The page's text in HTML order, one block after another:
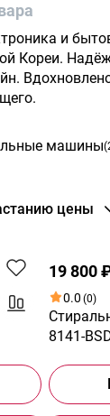
и
Кореи.
машины
цены
19 800
0.0 (0)
8141-